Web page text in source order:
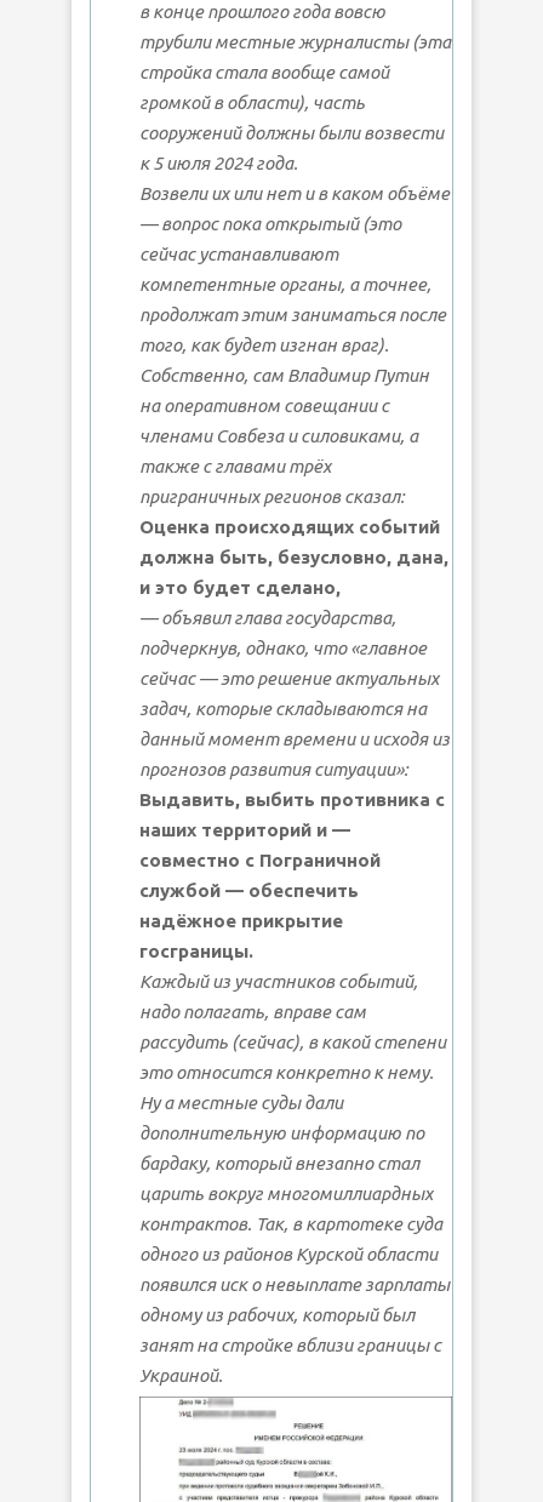
в конце прошлого года вовсю
трубили местные журналисты (эта
стройка стала вообще самой
громкой в области), часть
сооружений должны были возвести
к 5 июля 2024 года.
Возвели их или нет и в каком объёме
— вопрос пока открытый (это
сейчас устанавливают
компетентные органы, а точнее,
продолжат этим заниматься после
того, как будет изгнан враг).
Собственно, сам Владимир Путин
на оперативном совещании с
членами Совбеза и силовиками, а
также с главами трёх
приграничных регионов сказал:
Оценка происходящих событий
должна быть, безусловно, дана,
и это будет сделано,
— объявил глава государства,
подчеркнув, однако, что «главное
сейчас — это решение актуальных
задач, которые складываются на
данный момент времени и исходя из
прогнозов развития ситуации»:
Выдавить, выбить противника с
наших территорий и —
совместно с Пограничной
службой — обеспечить
надёжное прикрытие
госграницы.
Каждый из участников событий,
надо полагать, вправе сам
рассудить (сейчас), в какой степени
это относится конкретно к нему.
Ну а местные суды дали
дополнительную информацию по
бардаку, который внезапно стал
царить вокруг многомиллиардных
контрактов. Так, в картотеке суда
одного из районов Курской области
появился иск о невыплате зарплаты
одному из рабочих, который был
занят на стройке вблизи границы с
Украиной.